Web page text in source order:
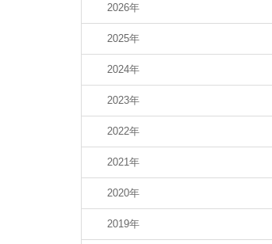
2026年
2025年
2024年
2023年
2022年
2021年
2020年
2019年